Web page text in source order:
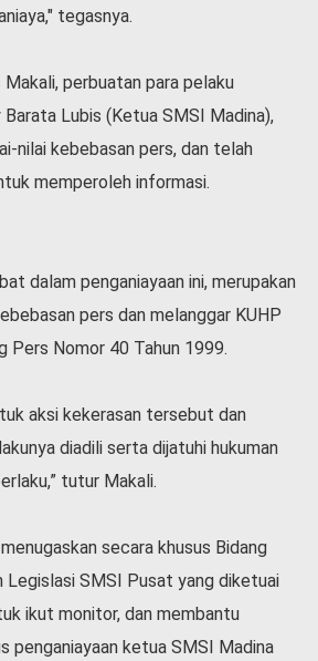
tegasnya.
perbuatan para pelaku
Lubis (Ketua SMSI Madina),
nilai kebebasan pers, dan telah
memperoleh informasi.
dalam penganiayaan ini, merupakan
pers dan melanggar KUHP
Pers Nomor 40 Tahun 1999.
aksi kekerasan tersebut dan
diadili serta dijatuhi hukuman
tutur Makali.
secara khusus Bidang
Legislasi SMSI Pusat yang diketuai
ikut monitor, dan membantu
penganiayaan ketua SMSI Madina